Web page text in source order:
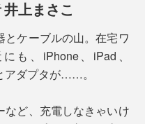
井上まさこ
ケーブルの山。在宅ワ
も、iPhone、iPad、
アダプタが……。
など、充電しなきゃいけ